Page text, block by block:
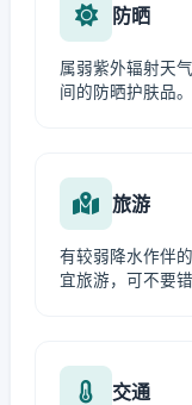
防晒
属弱紫外辐射天
间的防晒护肤品。
旅游
有较弱降水作伴
宜旅游，可不要
交通